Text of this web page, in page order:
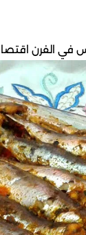
في الفرن